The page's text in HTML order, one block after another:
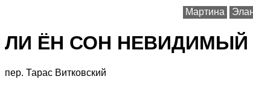
Мартина
ЛИ ЁН СОН НЕВИДИМЫЙ
пер. Тарас Витковский